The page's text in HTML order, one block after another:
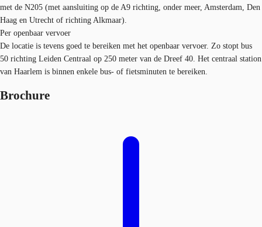
met de N205 (met aansluiting op de A9 richting, onder meer, Amsterdam, Den
Haag en Utrecht of richting Alkmaar).
Per openbaar vervoer
De locatie is tevens goed te bereiken met het openbaar vervoer. Zo stopt bus
50 richting Leiden Centraal op 250 meter van de Dreef 40. Het centraal station
van Haarlem is binnen enkele bus- of fietsminuten te bereiken.
Brochure